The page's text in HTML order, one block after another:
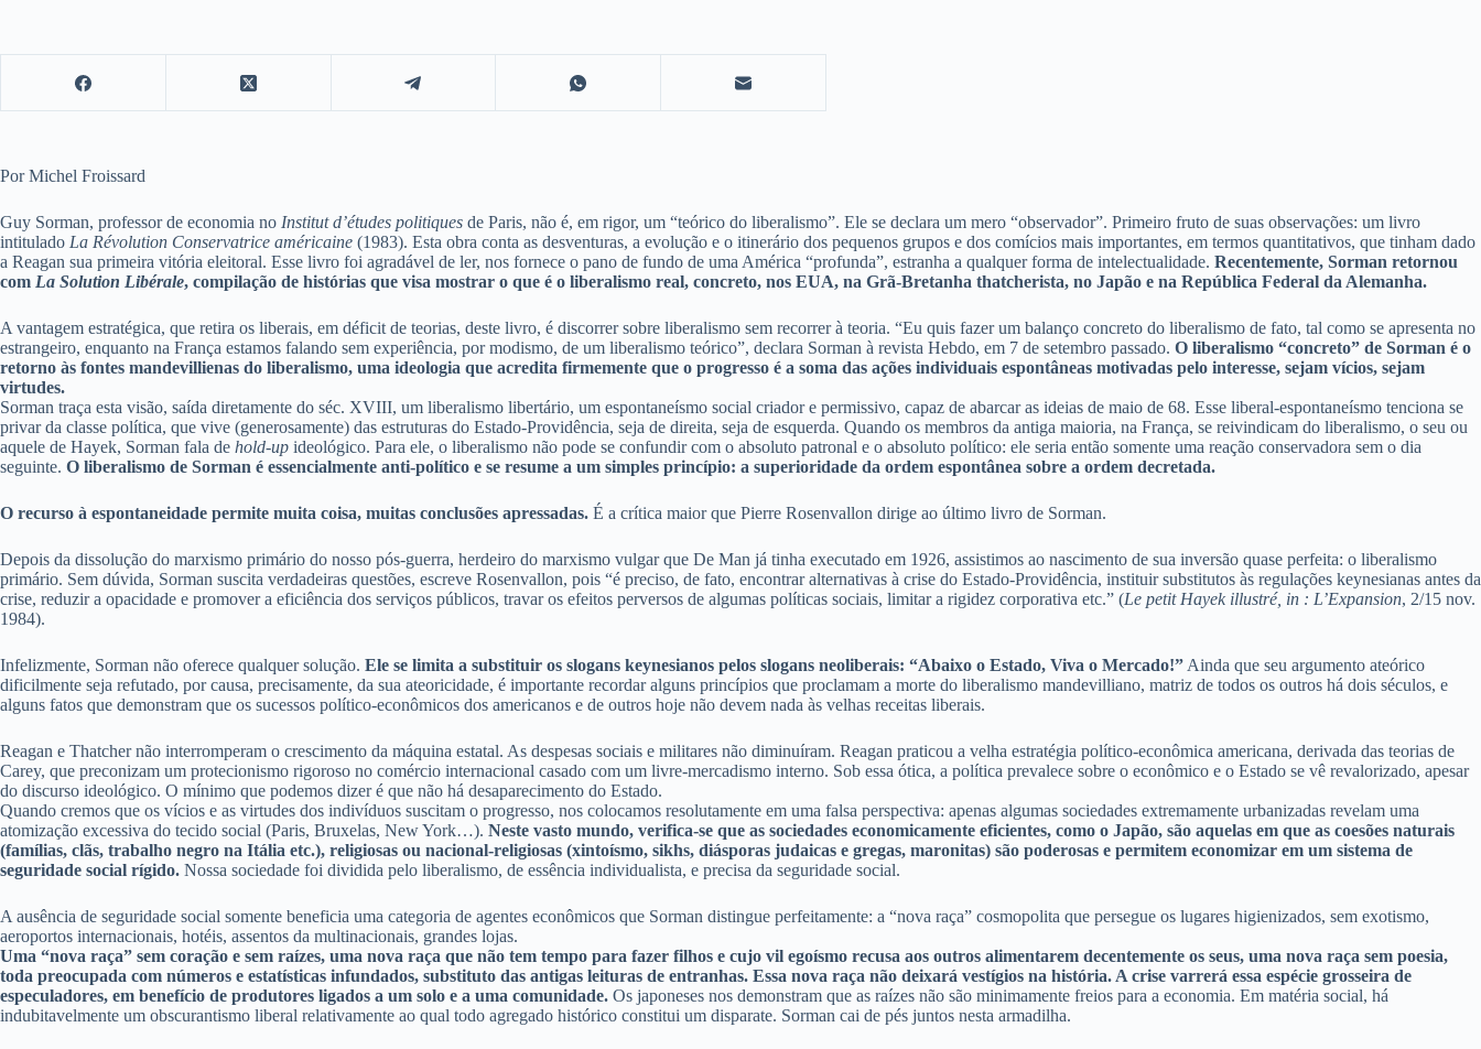
Por Michel Froissard
Guy Sorman, professor de economia no Institut d’études politiques de Paris, não é, em rigor, um “teórico do liberalismo”. Ele se declara um mero “observador”. Primeiro fruto de suas observações: um livro
intitulado La Révolution Conservatrice américaine (1983). Esta obra conta as desventuras, a evolução e o itinerário dos pequenos grupos e dos comícios mais importantes, em termos quantitativos, que tinham dado
a Reagan sua primeira vitória eleitoral. Esse livro foi agradável de ler, nos fornece o pano de fundo de uma América “profunda”, estranha a qualquer forma de intelectualidade. Recentemente, Sorman retornou
com La Solution Libérale, compilação de histórias que visa mostrar o que é o liberalismo real, concreto, nos EUA, na Grã-Bretanha thatcherista, no Japão e na República Federal da Alemanha.
A vantagem estratégica, que retira os liberais, em déficit de teorias, deste livro, é discorrer sobre liberalismo sem recorrer à teoria. “Eu quis fazer um balanço concreto do liberalismo de fato, tal como se apresenta no
estrangeiro, enquanto na França estamos falando sem experiência, por modismo, de um liberalismo teórico”, declara Sorman à revista Hebdo, em 7 de setembro passado. O liberalismo “concreto” de Sorman é o
retorno às fontes mandevillienas do liberalismo, uma ideologia que acredita firmemente que o progresso é a soma das ações individuais espontâneas motivadas pelo interesse, sejam vícios, sejam
virtudes.
Sorman traça esta visão, saída diretamente do séc. XVIII, um liberalismo libertário, um espontaneísmo social criador e permissivo, capaz de abarcar as ideias de maio de 68. Esse liberal-espontaneísmo tenciona se
privar da classe política, que vive (generosamente) das estruturas do Estado-Providência, seja de direita, seja de esquerda. Quando os membros da antiga maioria, na França, se reivindicam do liberalismo, o seu ou
aquele de Hayek, Sorman fala de hold-up ideológico. Para ele, o liberalismo não pode se confundir com o absoluto patronal e o absoluto político: ele seria então somente uma reação conservadora sem o dia
seguinte. O liberalismo de Sorman é essencialmente anti-político e se resume a um simples princípio: a superioridade da ordem espontânea sobre a ordem decretada.
O recurso à espontaneidade permite muita coisa, muitas conclusões apressadas. É a crítica maior que Pierre Rosenvallon dirige ao último livro de Sorman.
Depois da dissolução do marxismo primário do nosso pós-guerra, herdeiro do marxismo vulgar que De Man já tinha executado em 1926, assistimos ao nascimento de sua inversão quase perfeita: o liberalismo
primário. Sem dúvida, Sorman suscita verdadeiras questões, escreve Rosenvallon, pois “é preciso, de fato, encontrar alternativas à crise do Estado-Providência, instituir substitutos às regulações keynesianas antes da
crise, reduzir a opacidade e promover a eficiência dos serviços públicos, travar os efeitos perversos de algumas políticas sociais, limitar a rigidez corporativa etc.” (Le petit Hayek illustré, in : L’Expansion, 2/15 nov.
1984).
Infelizmente, Sorman não oferece qualquer solução. Ele se limita a substituir os slogans keynesianos pelos slogans neoliberais: “Abaixo o Estado, Viva o Mercado!” Ainda que seu argumento ateórico
dificilmente seja refutado, por causa, precisamente, da sua ateoricidade, é importante recordar alguns princípios que proclamam a morte do liberalismo mandevilliano, matriz de todos os outros há dois séculos, e
alguns fatos que demonstram que os sucessos político-econômicos dos americanos e de outros hoje não devem nada às velhas receitas liberais.
Reagan e Thatcher não interromperam o crescimento da máquina estatal. As despesas sociais e militares não diminuíram. Reagan praticou a velha estratégia político-econômica americana, derivada das teorias de
Carey, que preconizam um protecionismo rigoroso no comércio internacional casado com um livre-mercadismo interno. Sob essa ótica, a política prevalece sobre o econômico e o Estado se vê revalorizado, apesar
do discurso ideológico. O mínimo que podemos dizer é que não há desaparecimento do Estado.
Quando cremos que os vícios e as virtudes dos indivíduos suscitam o progresso, nos colocamos resolutamente em uma falsa perspectiva: apenas algumas sociedades extremamente urbanizadas revelam uma
atomização excessiva do tecido social (Paris, Bruxelas, New York…). Neste vasto mundo, verifica-se que as sociedades economicamente eficientes, como o Japão, são aquelas em que as coesões naturais
(famílias, clãs, trabalho negro na Itália etc.), religiosas ou nacional-religiosas (xintoísmo, sikhs, diásporas judaicas e gregas, maronitas) são poderosas e permitem economizar em um sistema de
seguridade social rígido. Nossa sociedade foi dividida pelo liberalismo, de essência individualista, e precisa da seguridade social.
A ausência de seguridade social somente beneficia uma categoria de agentes econômicos que Sorman distingue perfeitamente: a “nova raça” cosmopolita que persegue os lugares higienizados, sem exotismo,
aeroportos internacionais, hotéis, assentos da multinacionais, grandes lojas.
Uma “nova raça” sem coração e sem raízes, uma nova raça que não tem tempo para fazer filhos e cujo vil egoísmo recusa aos outros alimentarem decentemente os seus, uma nova raça sem poesia,
toda preocupada com números e estatísticas infundados, substituto das antigas leituras de entranhas. Essa nova raça não deixará vestígios na história. A crise varrerá essa espécie grosseira de
especuladores, em benefício de produtores ligados a um solo e a uma comunidade. Os japoneses nos demonstram que as raízes não são minimamente freios para a economia. Em matéria social, há
indubitavelmente um obscurantismo liberal relativamente ao qual todo agregado histórico constitui um disparate. Sorman cai de pés juntos nesta armadilha.